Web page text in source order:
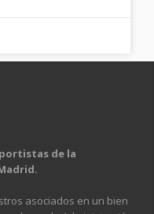
de la
asociados en un bien